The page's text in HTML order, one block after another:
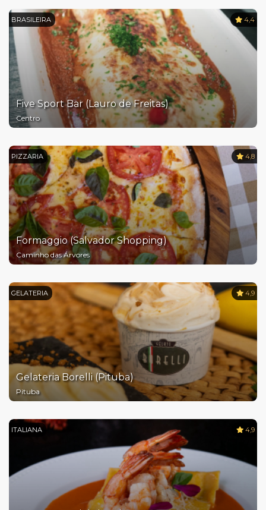
BRASILEIRA 4,4
Five Sport Bar (Lauro de Freitas)
Centro
PIZZARIA 4,8
Formaggio (Salvador Shopping)
Caminho das Árvores
GELATERIA 4,9
Gelateria Borelli (Pituba)
Pituba
ITALIANA 4,9